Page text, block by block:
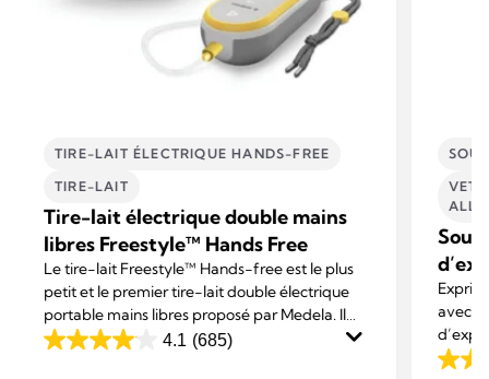
TIRE-LAIT ÉLECTRIQUE HANDS-FREE
TIRE-LAIT
Tire-lait électrique double mains
libres Freestyle™ Hands Free
Le tire-lait Freestyle™ Hands-free est le plus
petit et le premier tire-lait double électrique
portable mains libres proposé par Medela. Il
est conçu pour vous permettre de mener vos
4.1 (685)
4.1
avec
4.2